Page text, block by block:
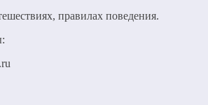
правилах поведения.